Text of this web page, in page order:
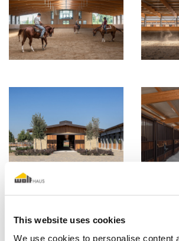
This website uses cookies
We use cookies to personalise content